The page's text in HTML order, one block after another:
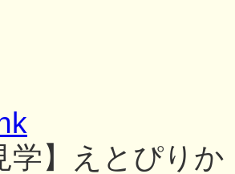
学】えとぴりか